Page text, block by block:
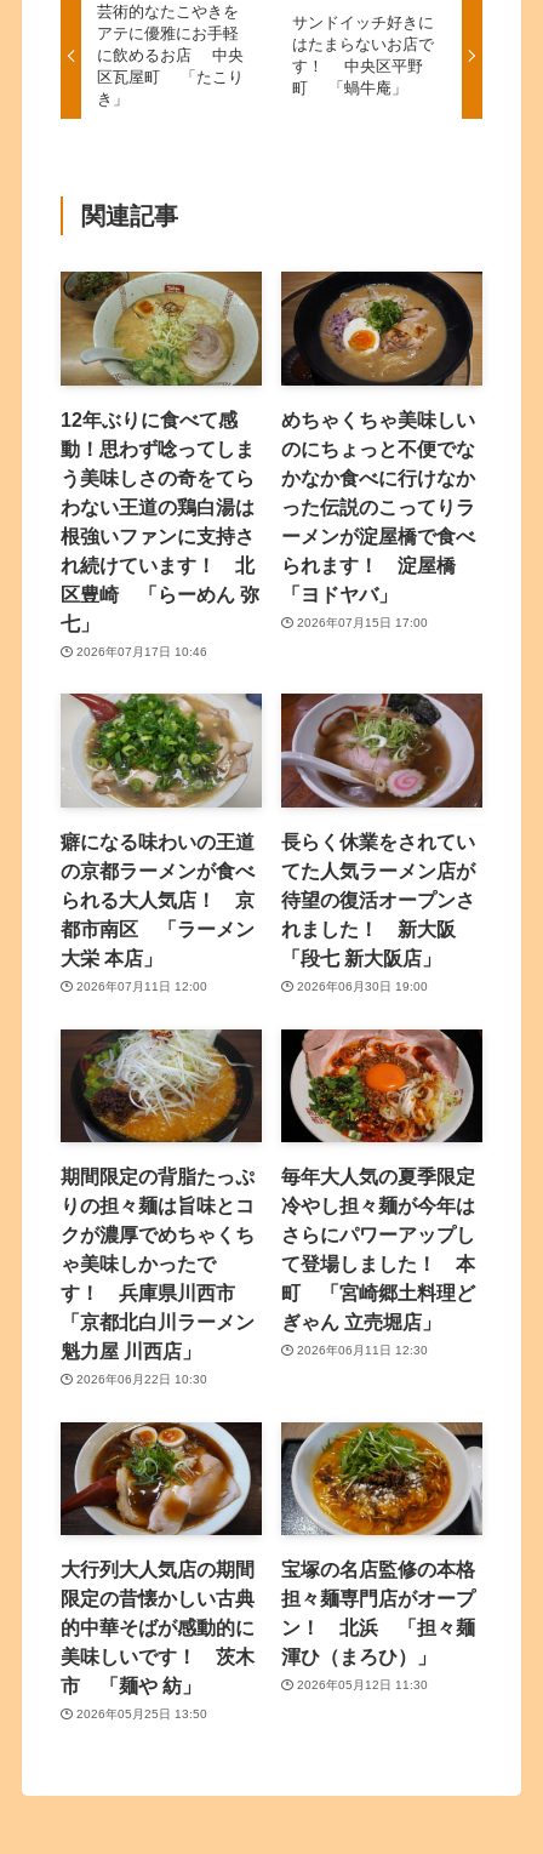
芸術的なたこやきを
アテに優雅にお手軽
に飲めるお店 中央
区瓦屋町 「たこり
き」
サンドイッチ好きに
はたまらないお店で
す！ 中央区平野
町 「蝸牛庵」
関連記事
12年ぶりに食べて感
動！思わず唸ってしま
う美味しさの奇をてら
わない王道の鶏白湯は
根強いファンに支持さ
れ続けています！ 北
区豊崎 「らーめん 弥
七」
2026年07月17日 10:46
めちゃくちゃ美味しい
のにちょっと不便でな
かなか食べに行けなか
った伝説のこってりラ
ーメンが淀屋橋で食べ
られます！ 淀屋橋
「ヨドヤバ」
2026年07月15日 17:00
癖になる味わいの王道
の京都ラーメンが食べ
られる大人気店！ 京
都市南区 「ラーメン
大栄 本店」
2026年07月11日 12:00
長らく休業をされてい
てた人気ラーメン店が
待望の復活オープンさ
れました！ 新大阪
「段七 新大阪店」
2026年06月30日 19:00
期間限定の背脂たっぷ
りの担々麺は旨味とコ
クが濃厚でめちゃくち
ゃ美味しかったで
す！ 兵庫県川西市
「京都北白川ラーメン
魁力屋 川西店」
2026年06月22日 10:30
毎年大人気の夏季限定
冷やし担々麺が今年は
さらにパワーアップし
て登場しました！ 本
町 「宮崎郷土料理ど
ぎゃん 立売堀店」
2026年06月11日 12:30
大行列大人気店の期間
限定の昔懐かしい古典
的中華そばが感動的に
美味しいです！ 茨木
市 「麺や 紡」
2026年05月25日 13:50
宝塚の名店監修の本格
担々麺専門店がオープ
ン！ 北浜 「担々麺
渾ひ（まろひ）」
2026年05月12日 11:30